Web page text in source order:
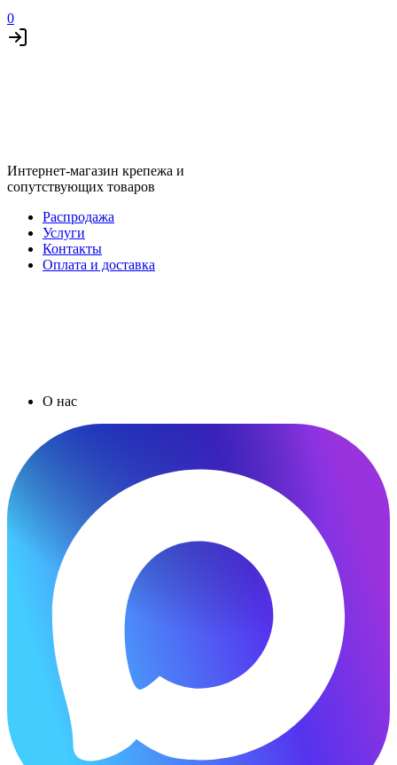
0
Интернет-магазин крепежа и
сопутствующих товаров
Распродажа
Услуги
Контакты
Оплата и доставка
О нас